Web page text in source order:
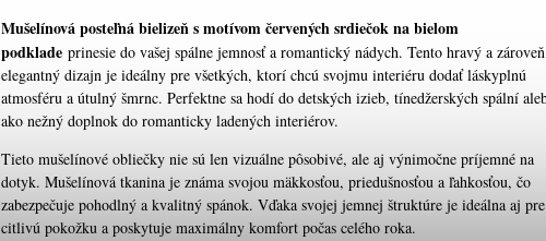
Mušelínová posteľná bielizeň s motívom červených srdiečok na bielom
podklade prinesie do vašej spálne jemnosť a romantický nádych. Tento hravý a zároveň
elegantný dizajn je ideálny pre všetkých, ktorí chcú svojmu interiéru dodať láskyplnú
atmosféru a útulný šmrnc. Perfektne sa hodí do detských izieb, tínedžerských spální
ako nežný doplnok do romanticky ladených interiérov.
Tieto mušelínové obliečky nie sú len vizuálne pôsobivé, ale aj výnimočne príjemné na
dotyk. Mušelínová tkanina je známa svojou mäkkosťou, priedušnosťou a ľahkosťou, čo
zabezpečuje pohodlný a kvalitný spánok. Vďaka svojej jemnej štruktúre je ideálna aj pre
citlivú pokožku a poskytuje maximálny komfort počas celého roka.